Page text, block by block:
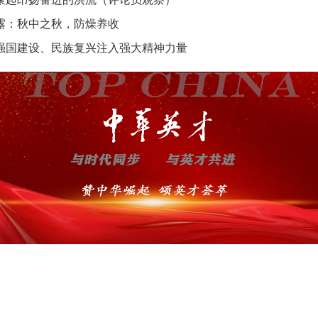
：秋中之秋，防燥养收
国建设、民族复兴注入强大精神力量